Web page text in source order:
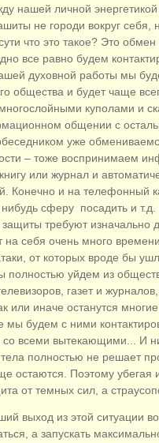
нашей личной
не городи вокруг
что это такое? Это
все равно будем
духовной работы мы
общества и будет чаще
куполами и
общении с
уже
– тоже воспринимаем
или журнал и
Конечно и на телефонный
сферу посадить и
требуют изначально
на себя очень много
от которых вроде бы
полностью уйдем из
газет и
или иначе останутся
мы будем с ними
всеми вытекающими... И
полностью не решает
остаются. Поэтому
от темных сил, а
выход из этой ситуации
а запускать